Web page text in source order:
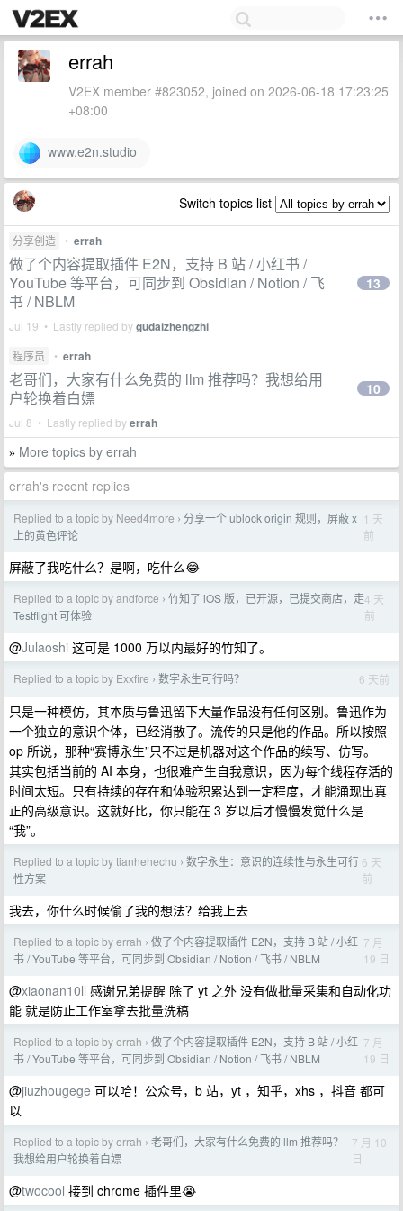
errah
V2EX member #823052, joined on 2026-06-18 17:23:25
+08:00
www.e2n.studio
Switch topics list
分享创造 • errah
做了个内容提取插件 E2N，支持 B 站 / 小红书 /
YouTube 等平台，可同步到 Obsidian / Notion / 飞
书 / NBLM
Jul 19 • Lastly replied bygudaizhengzhi
13
程序员 • errah
老哥们，大家有什么免费的 llm 推荐吗？我想给用
户轮换着白嫖
Jul 8 • Lastly replied byerrah
10
» More topics by errah
errah's recent replies
Replied to a topic by Need4more › 分享一个 ublock origin 规则，屏蔽 x
上的黄色评论
1 天
前
屏蔽了我吃什么？是啊，吃什么😂
Replied to a topic by andforce › 竹知了 iOS 版，已开源，已提交商店，走
Testflight 可体验
4 天
前
@Julaoshi 这可是 1000 万以内最好的竹知了。
Replied to a topic by Exxfire › 数字永生可行吗？ 6 天前
只是一种模仿，其本质与鲁迅留下大量作品没有任何区别。鲁迅作为
一个独立的意识个体，已经消散了。流传的只是他的作品。所以按照
op 所说，那种“赛博永生”只不过是机器对这个作品的续写、仿写。
其实包括当前的 AI 本身，也很难产生自我意识，因为每个线程存活的
时间太短。只有持续的存在和体验积累达到一定程度，才能涌现出真
正的高级意识。这就好比，你只能在 3 岁以后才慢慢发觉什么是
“我”。
Replied to a topic by tianhehechu › 数字永生：意识的连续性与永生可行
性方案
6 天
前
我去，你什么时候偷了我的想法？给我上去
Replied to a topic by errah › 做了个内容提取插件 E2N，支持 B 站 / 小红
书 / YouTube 等平台，可同步到 Obsidian / Notion / 飞书 / NBLM
7 月
19 日
@xiaonan10ll 感谢兄弟提醒 除了 yt 之外 没有做批量采集和自动化功
能 就是防止工作室拿去批量洗稿
Replied to a topic by errah › 做了个内容提取插件 E2N，支持 B 站 / 小红
书 / YouTube 等平台，可同步到 Obsidian / Notion / 飞书 / NBLM
7 月
19 日
@jiuzhougege 可以哈！公众号，b 站，yt ，知乎，xhs ，抖音 都可
以
Replied to a topic by errah › 老哥们，大家有什么免费的 llm 推荐吗？
我想给用户轮换着白嫖
7 月 10
日
@twocool 接到 chrome 插件里😭